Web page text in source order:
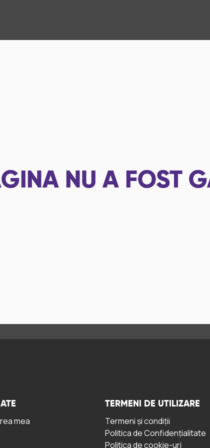
NU A FOST
mea
TERMENI DE UTILIZARE
Termeni și condiții
Politica de Confidențialitate
Politica de cookie-uri